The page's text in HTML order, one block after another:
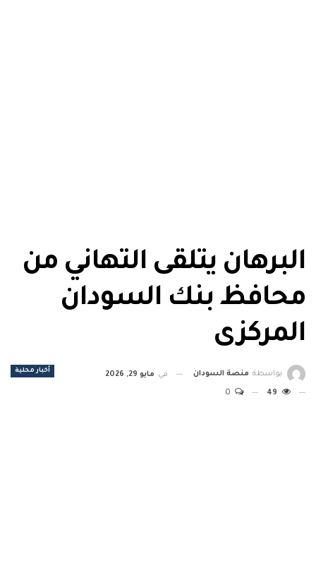
البرهان يتلقى التهاني من
محافظ بنك السودان
المركزى
أخبار محلية بواسطة منصة السودان في مايو 29, 2026
49